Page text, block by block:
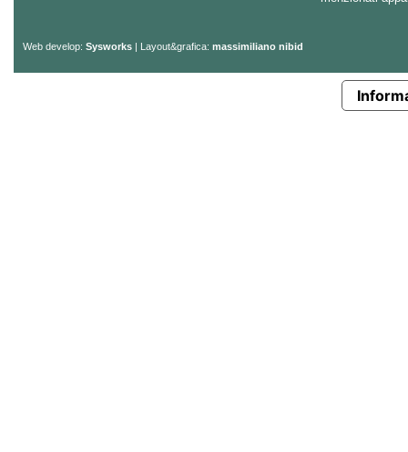
Web develop: Sysworks | Layout&grafica: massimiliano nibid